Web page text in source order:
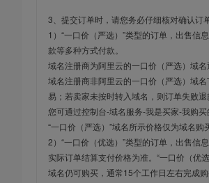
3、提交订单时，请您务必仔细核对确认订单
1）“一口价（严选）”类型的订单，出售
款等多种方式付款。
域名注册商为阿里云的一口价（严选）域
域名注册商非阿里云的一口价（严选）域
易；若卖家未按时转入域名，则订单失败退
您可通过控制台-域名服务-我是买家-我购
“一口价（严选）”域名所示价格仅为域名
2）“一口价（优选）”类型的订单，出售信
实际订单结算支付价格为准。“一口价（优
域名仍可购买，通常15个工作日左右完成